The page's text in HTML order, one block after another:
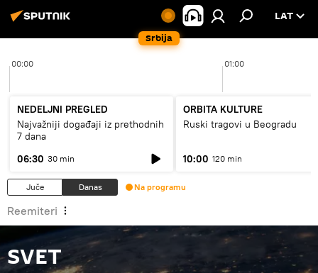
Srbija
LAT
00:00 01:00
NEDELJNI PREGLED
Najvažniji događaji iz prethodnih
7 dana
06:30 30 min
ORBITA KULTURE
Ruski tragovi u Beogradu
10:00 120 min
Juče Danas Na programu
Reemiteri
SVET